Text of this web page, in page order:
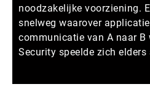
noodzakelijke voorziening.
snelweg waarover
communicatie van A naar B
Security speelde zich elders